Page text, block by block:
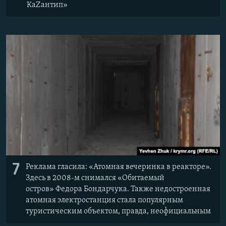
КаZантип»
7
Реклама гласила: «Атомная вечеринка в реакторе».
Здесь в 2008-м снимался «Обитаемый
остров» Федора Бондарчука. Также недостроенная
атомная электростанция стала популярным
туристическим объектом, правда, неофициальным